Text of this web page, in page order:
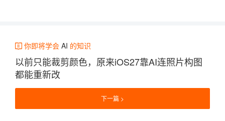
你即将学会 AI 的知识
以前只能裁剪颜色，原来iOS27靠AI连照片构图
都能重新改
下一篇